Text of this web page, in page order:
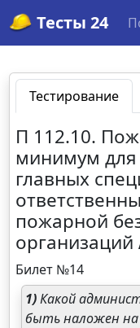
Тесты 24
Тестирование
П 112.10.
минимум для
главных
пожарной
организаций
Билет №14
1)Какой
быть наложен на